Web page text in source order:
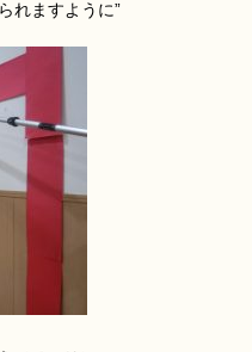
れますように”